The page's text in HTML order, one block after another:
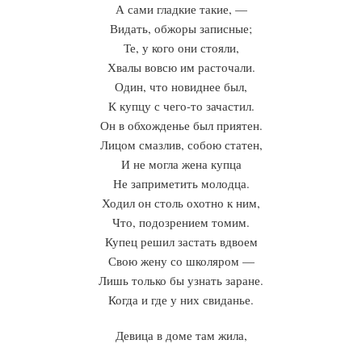
А сами гладкие такие, —
Видать, обжоры записные;
Те, у кого они стояли,
Хвалы вовсю им расточали.
Один, что новиднее был,
К купцу с чего-то зачастил.
Он в обхожденье был приятен.
Лицом смазлив, собою статен,
И не могла жена купца
Не заприметить молодца.
Ходил он столь охотно к ним,
Что, подозрением томим.
Купец решил застать вдвоем
Свою жену со школяром —
Лишь только бы узнать заране.
Когда и где у них свиданье.
Девица в доме там жила,